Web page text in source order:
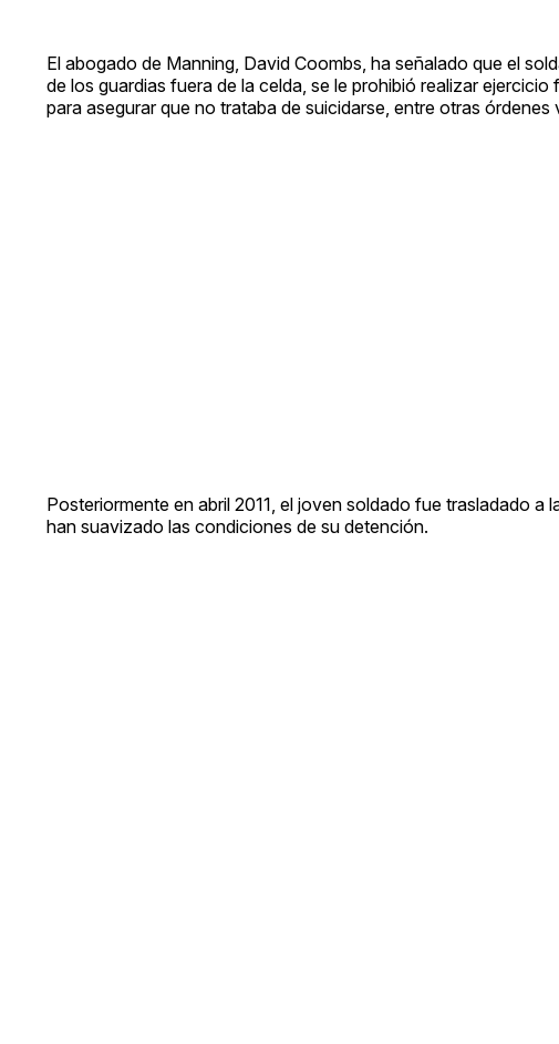
El abogado de Manning, David Coombs, ha señalado que el
de los guardias fuera de la celda, se le prohibió realizar
para asegurar que no trataba de suicidarse, entre otras órdenes
Posteriormente en abril 2011, el joven soldado fue trasladado
han suavizado las condiciones de su detención.